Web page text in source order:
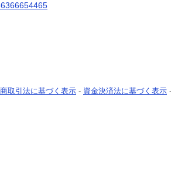
取引法に基づく表示 - 資金決済法に基づく表示 -